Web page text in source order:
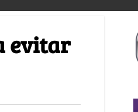
evitar